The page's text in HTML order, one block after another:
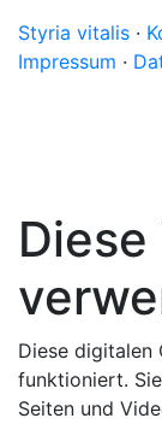
Styria vitalis ·
Impressum ·
Diese digitalen
funktioniert.
Seiten und